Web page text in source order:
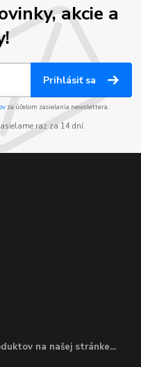
akcie a
Prihlásiť sa
za účelom zasielania newslettera.
raz za 14 dní.
na našej stránke...